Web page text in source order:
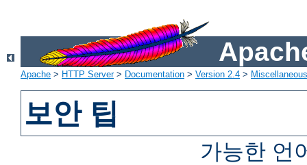
Apache > HTTP Server> Documentation > Version 2.4 >
보안 팁
가능한 언